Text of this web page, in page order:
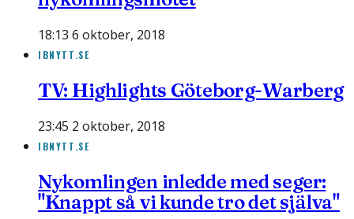
18:13 6 oktober, 2018
IBNYTT.SE
TV: Highlights Göteborg-Warberg
23:45 2 oktober, 2018
IBNYTT.SE
Nykomlingen inledde med seger:
"Knappt så vi kunde tro det själva"